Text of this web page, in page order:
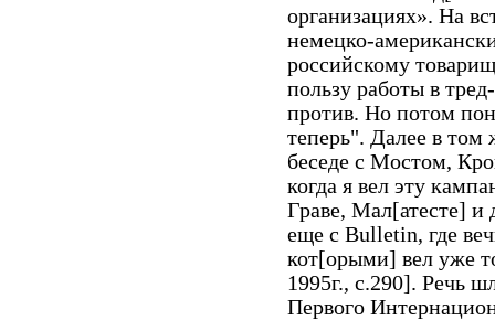
организациях». На
немецко-
российскому
пользу работы в
против. Но потом
теперь". Далее в
беседе с Мостом,
когда я вел эту
Граве, Мал[атесте] и
еще с Bulletin, где
кот[орыми] вел уже
1995г., c.290]. Речь
Первого